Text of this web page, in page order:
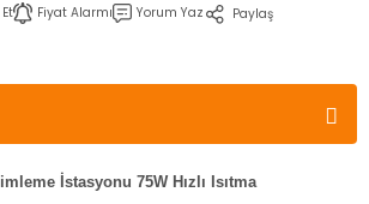
Fiyat Alarmı Yorum Yaz Paylaş
İstasyonu 75W Hızlı Isıtma